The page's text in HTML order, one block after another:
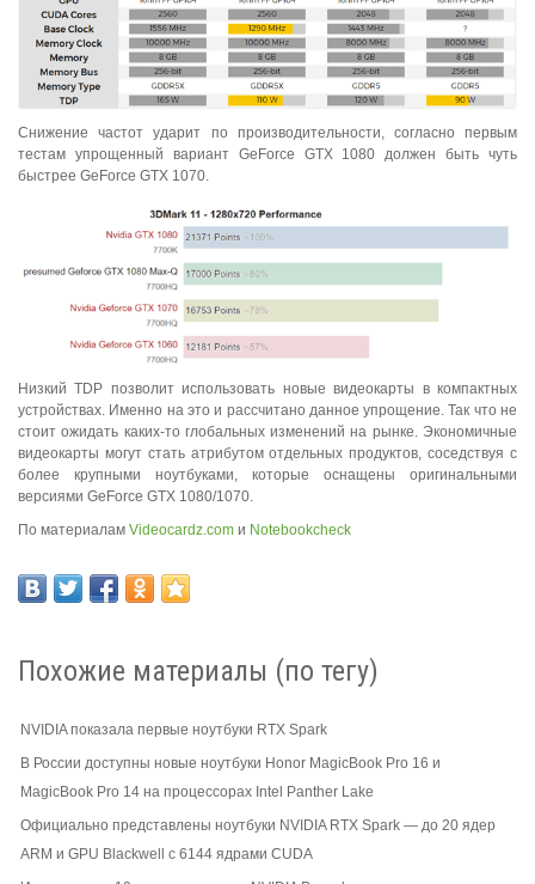
Снижение частот ударит по производительности, согласно первым
тестам упрощенный вариант GeForce GTX 1080 должен быть чуть
быстрее GeForce GTX 1070.
Низкий TDP позволит использовать новые видеокарты в компактных
устройствах. Именно на это и рассчитано данное упрощение. Так что не
стоит ожидать каких-то глобальных изменений на рынке. Экономичные
видеокарты могут стать атрибутом отдельных продуктов, соседствуя с
более крупными ноутбуками, которые оснащены оригинальными
версиями GeForce GTX 1080/1070.
По материалам Videocardz.com и Notebookcheck
Похожие материалы (по тегу)
NVIDIA показала первые ноутбуки RTX Spark
В России доступны новые ноутбуки Honor MagicBook Pro 16 и
MagicBook Pro 14 на процессорах Intel Panther Lake
Официально представлены ноутбуки NVIDIA RTX Spark — до 20 ядер
ARM и GPU Blackwell с 6144 ядрами CUDA